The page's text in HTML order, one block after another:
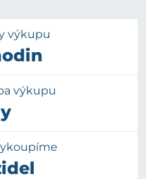
výkupu
výkupu